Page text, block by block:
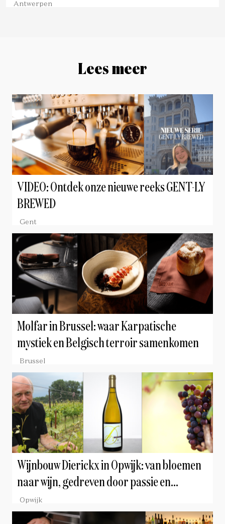
Antwerpen
Lees meer
VIDEO: Ontdek onze nieuwe reeks GENT-LY
BREWED
Gent
Molfar in Brussel: waar Karpatische
mystiek en Belgisch terroir samenkomen
Brussel
Wijnbouw Dierickx in Opwijk: van bloemen
naar wijn, gedreven door passie en
vakmanschap
Opwijk